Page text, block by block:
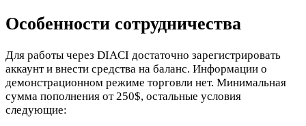
Особенности сотрудничества
Для работы через DIACI достаточно зарегистрировать
аккаунт и внести средства на баланс. Информации о
демонстрационном режиме торговли нет. Минимальная
сумма пополнения от 250$, остальные условия
следующие: